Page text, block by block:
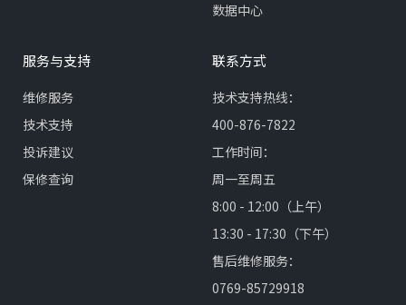
数据中心
服务与支持
维修服务
技术支持
投诉建议
保修查询
联系方式
技术支持热线：
400-876-7822
工作时间：
周一至周五
8:00 - 12:00（上午）
13:30 - 17:30（下午）
售后维修服务：
0769-85729918